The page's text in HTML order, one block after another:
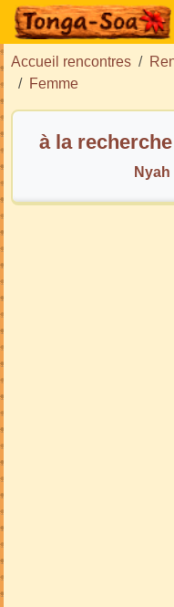
Accueil rencontres
Femme
à la